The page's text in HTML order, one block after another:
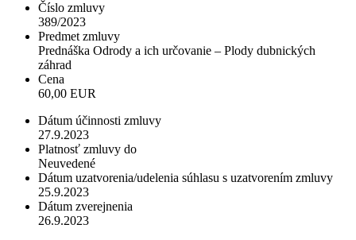
Číslo zmluvy
389/2023
Predmet zmluvy
Prednáška Odrody a ich určovanie – Plody dubnických
záhrad
Cena
60,00 EUR
Dátum účinnosti zmluvy
27.9.2023
Platnosť zmluvy do
Neuvedené
Dátum uzatvorenia/udelenia súhlasu s uzatvorením zmluvy
25.9.2023
Dátum zverejnenia
26.9.2023